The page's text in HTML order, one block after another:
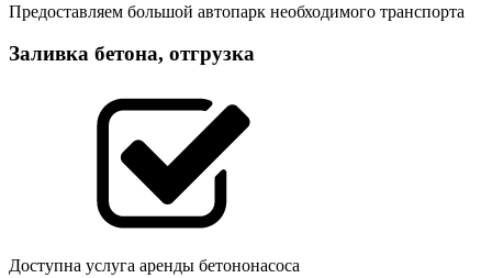
Предоставляем большой автопарк необходимого транспорта
Заливка бетона, отгрузка
Доступна услуга аренды бетононасоса